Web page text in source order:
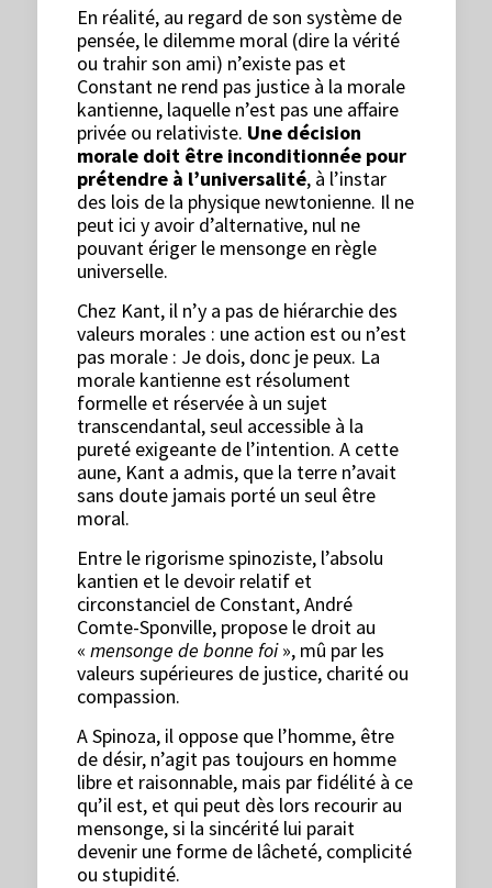
En réalité, au regard de son système de
pensée, le dilemme moral (dire la vérité
ou trahir son ami) n’existe pas et
Constant ne rend pas justice à la morale
kantienne, laquelle n’est pas une affaire
privée ou relativiste. Une décision
morale doit être inconditionnée pour
prétendre à l’universalité, à l’instar
des lois de la physique newtonienne. Il ne
peut ici y avoir d’alternative, nul ne
pouvant ériger le mensonge en règle
universelle.
Chez Kant, il n’y a pas de hiérarchie des
valeurs morales : une action est ou n’est
pas morale : Je dois, donc je peux. La
morale kantienne est résolument
formelle et réservée à un sujet
transcendantal, seul accessible à la
pureté exigeante de l’intention. A cette
aune, Kant a admis, que la terre n’avait
sans doute jamais porté un seul être
moral.
Entre le rigorisme spinoziste, l’absolu
kantien et le devoir relatif et
circonstanciel de Constant, André
Comte-Sponville, propose le droit au
«mensonge de bonne foi», mû par les
valeurs supérieures de justice, charité ou
compassion.
A Spinoza, il oppose que l’homme, être
de désir, n’agit pas toujours en homme
libre et raisonnable, mais par fidélité à ce
qu’il est, et qui peut dès lors recourir au
mensonge, si la sincérité lui parait
devenir une forme de lâcheté, complicité
ou stupidité.